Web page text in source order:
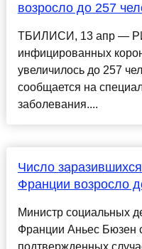
возросло до 257
ТБИЛИСИ, 13 апр —
инфицированных
увеличилось до 257
сообщается на
заболевания....
Число
Франции возросло
Министр социальных
Франции Аньес Бюзен